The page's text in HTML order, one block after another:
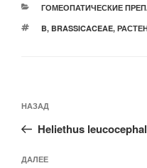
РУБРИКИ
ГОМЕОПАТИЧЕСКИЕ
МЕТКИ
B, BRASSICACEAE,
по
записям
Предыдущая
запись:
НАЗАД
Heliethus
Следующая
ДАЛЕЕ